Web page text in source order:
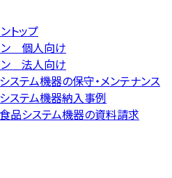
トップ
ン 個人向け
ン 法人向け
ステム機器の保守・メンテナンス
ステム機器納入事例
品システム機器の資料請求